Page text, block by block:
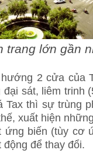
trang lớn gần
2 cửa của
sát, liêm trinh
thì sự trùng
xuất hiện
biến (tùy cơ
để thay đổi.